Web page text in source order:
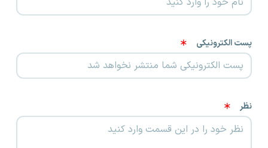
پست الکترونیکی
نظر